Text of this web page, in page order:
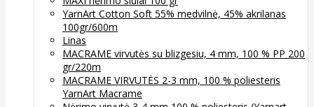
YarnArt Cotton Soft 55% medvilnė, 45% akrilanas
100gr/600m
Linas
MACRAME virvutės su blizgesiu, 4 mm, 100 % PP 200
gr/220m
MACRAME VIRVUTĖS 2-3 mm, 100 % poliesteris
YarnArt Macrame